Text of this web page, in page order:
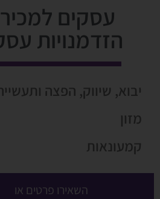
עסקים
הזדמנויות
יבוא, שיווק, הפצה
מזון
קמעונאות
השאירו פרטים או